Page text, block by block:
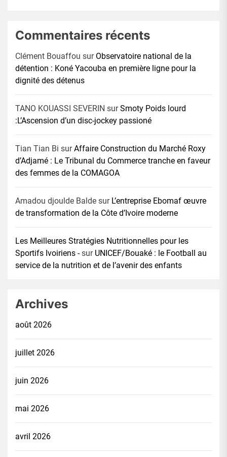
Commentaires récents
Clément Bouaffou sur Observatoire national de la
détention : Koné Yacouba en première ligne pour la
dignité des détenus
TANO KOUASSI SEVERIN surSmoty Poids lourd
:L’Ascension d’un disc-jockey passioné
Tian Tian Bi surAffaire Construction du Marché Roxy
d’Adjamé : Le Tribunal du Commerce tranche en faveur
des femmes de la COMAGOA
Amadou djoulde Balde sur L’entreprise Ebomaf œuvre
de transformation de la Côte d’Ivoire moderne
Les Meilleures Stratégies Nutritionnelles pour les
Sportifs Ivoiriens -sur UNICEF/Bouaké : le Football au
service de la nutrition et de l’avenir des enfants
Archives
août 2026
juillet 2026
juin 2026
mai 2026
avril 2026